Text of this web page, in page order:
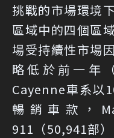
挑戰的市場環境
區域中的四個區
場受持續性市場
略低於前一年
Cayenne車系以
暢銷車款，
911（50,941部